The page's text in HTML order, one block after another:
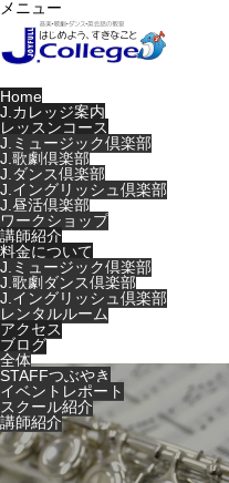
メニュー
Home
J.カレッジ案内
レッスンコース
J.ミュージック倶楽部
J.歌劇倶楽部
J.ダンス倶楽部
J.イングリッシュ倶楽部
J.昼活倶楽部
ワークショップ
講師紹介
料金について
J.ミュージック倶楽部
J.歌劇ダンス倶楽部
J.イングリッシュ倶楽部
レンタルルーム
アクセス
ブログ
全体
STAFFつぶやき
イベントレポート
スクール紹介
講師紹介